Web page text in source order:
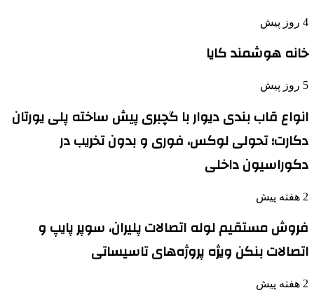
4 روز پیش
خانه هوشمند کایا
5 روز پیش
انواع قاب بندی دیوار با گچبری پیش ساخته پلی یورتان
دکارت؛ تحولی لوکس، فوری و بدون تخریب در
دکوراسیون داخلی
2 هفته پیش
فروش مستقیم لوله اتصالات پلیران، سوپر پایپ و
اتصالات بنکن ویژه پروژه‌های تاسیساتی
2 هفته پیش